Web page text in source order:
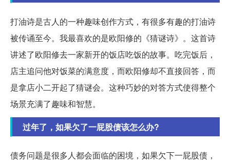
打油诗是古人的一种趣味创作方式，有很多有趣的打油诗
被传诵至今。我最喜欢的是欧阳修的《猜谜诗》。这首诗
讲述了欧阳修去一家新开的饭店吃饭的故事。吃完饭后，
店主追问他对饭菜的满意度，而欧阳修却不直接回答，而
是拿店小二开起了猜谜会。这种巧妙的对答方式使得整个
场景充满了趣味和智慧。
过年了，如果欠了一屁股债该怎么办?
债务问题是很多人都会面临的困境，如果欠下一屁股债，